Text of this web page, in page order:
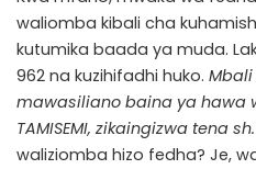
waliomba kibali cha
kutumika baada ya muda.
962 na kuzihifadhi huko. Mbali
mawasiliano baina ya hawa
TAMISEMI, zikaingizwa tena
waliziomba hizo fedha? Je,